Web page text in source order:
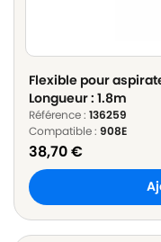
Flexible pour
Longueur : 1.8m
Référence : 136259
Compatible : 908E
38,70€